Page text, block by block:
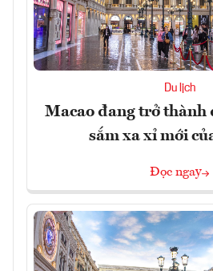
Du lịch
Macao đang trở thành
sắm xa xỉ mới
Đọc ngay